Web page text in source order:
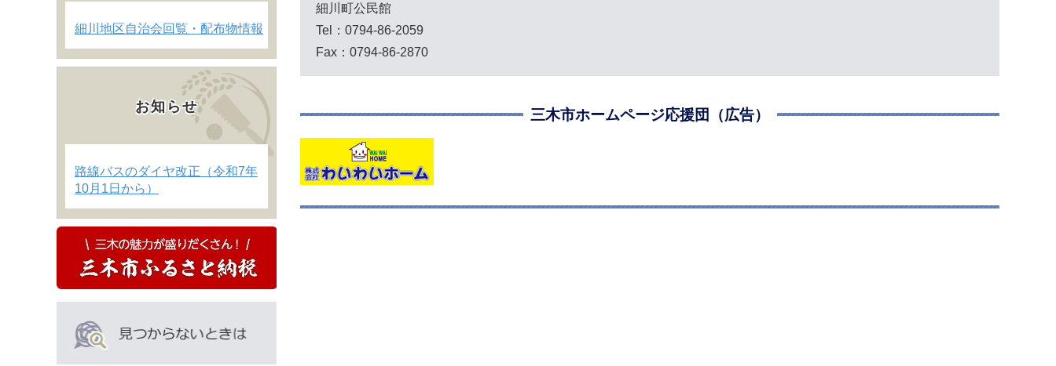
細川町公民館
Tel：0794-86-2059
Fax：0794-86-2870
三木市ホームページ応援団（広告）
細川地区自治会回覧・配布物情報
お知らせ
路線バスのダイヤ改正（令和7年
10月1日から）